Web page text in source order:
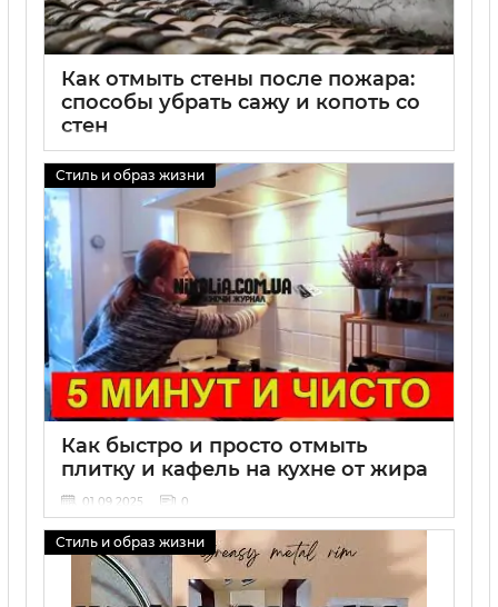
Как отмыть стены после пожара:
способы убрать сажу и копоть со
стен
Стиль и образ жизни
Как быстро и просто отмыть
плитку и кафель на кухне от жира
01 09 2025 0
Стиль и образ жизни